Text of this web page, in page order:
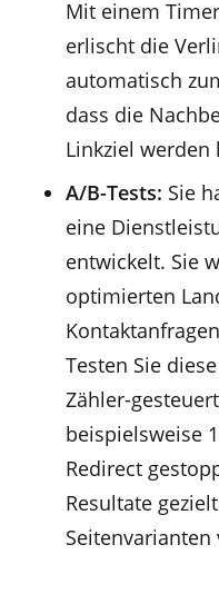
Mit einem
erlischt die
automatisch
dass die
Linkziel werden
A/B-Tests: Sie
eine
entwickelt. Sie
optimierten
Testen Sie
Zähler-
beispielsweise
Redirect
Resultate
Seitenvarianten